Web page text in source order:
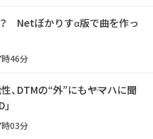
Netぼかりすα版で曲を作っ
46分
、DTMの“外”にも――ヤマハに聞
03分